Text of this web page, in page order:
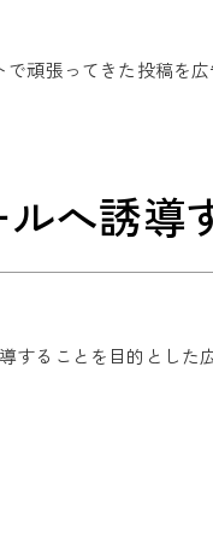
頑張ってきた投稿を
へ誘導
することを目的とした